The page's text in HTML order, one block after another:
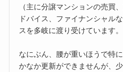
（主に分譲マンションの売買
ドバイス、ファイナンシャル
スを多岐に渡り受けています。
なにぶん、腰が重いほうで特
かなか更新ができませんが、